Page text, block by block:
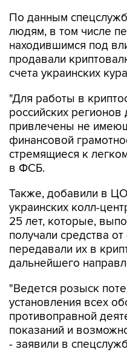
По данным
людям, в том числе
находившимся под
продавали
счета украинских
"Для работы в
российских регионов
привлечены не
финансовой
стремящиеся к
в ФСБ.
Также, добавили в
украинских колл-
25 лет, которые,
получали средства
передавали их в
дальнейшего
"Ведется розыск
установления всех
противоправной
показаний и
- заявили в